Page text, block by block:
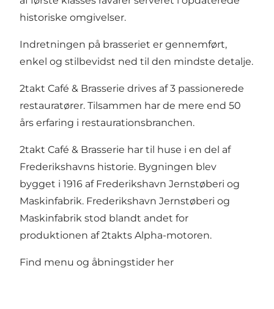
historiske omgivelser.
Indretningen på brasseriet er gennemført,
enkel og stilbevidst ned til den mindste detalje.
2takt Café & Brasserie drives af 3 passionerede
restauratører. Tilsammen har de mere end 50
års erfaring i restaurationsbranchen.
2takt Café & Brasserie har til huse i en del af
Frederikshavns historie. Bygningen blev
bygget i 1916 af Frederikshavn Jernstøberi og
Maskinfabrik. Frederikshavn Jernstøberi og
Maskinfabrik stod blandt andet for
produktionen af 2takts Alpha-motoren.
Find menu og åbningstider her